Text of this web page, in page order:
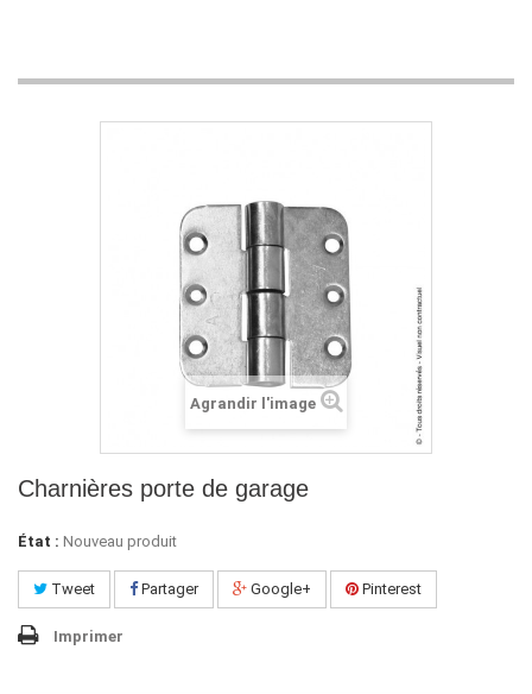
Agrandir l'image
Charnières porte de garage
État : Nouveau produit
Tweet Partager Google+ Pinterest
Imprimer